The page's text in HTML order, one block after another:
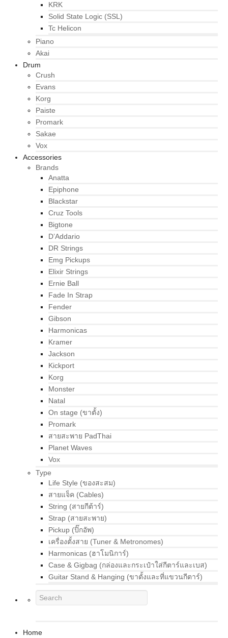
KRK
Solid State Logic (SSL)
Tc Helicon
Piano
Akai
Drum
Crush
Evans
Korg
Paiste
Promark
Sakae
Vox
Accessories
Brands
Anatta
Epiphone
Blackstar
Cruz Tools
Bigtone
D’Addario
DR Strings
Emg Pickups
Elixir Strings
Ernie Ball
Fade In Strap
Fender
Gibson
Harmonicas
Kramer
Jackson
Kickport
Korg
Monster
Natal
On stage (ขาตั้ง)
Promark
สายสะพาย PadThai
Planet Waves
Vox
Type
Life Style (ของสะสม)
สายแจ็ค (Cables)
String (สายกีต้าร์)
Strap (สายสะพาย)
Pickup (ปิ๊กอัพ)
เครื่องตั้งสาย (Tuner & Metronomes)
Harmonicas (ฮาโมนิการ์)
Case & Gigbag (กล่องและกระเป๋าใส่กีตาร์และเบส)
Guitar Stand & Hanging (ขาตั้งและที่แขวนกีตาร์)
Home